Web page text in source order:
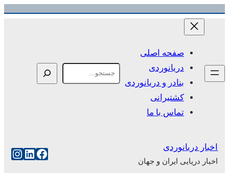
رفتن
صفحه اصلی
دریانوردی
بنادر و دریانوردی
کشتیرانی
تماس با ما
اخبار دریانوردی
اخبار دریایی ایران و جهان
فیس‌بوک